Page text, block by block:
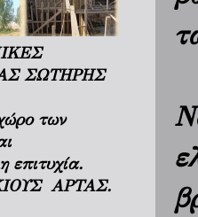
ΣΩΤΗΡΗΣ
των
επιτυχία.
ΑΡΤΑΣ.